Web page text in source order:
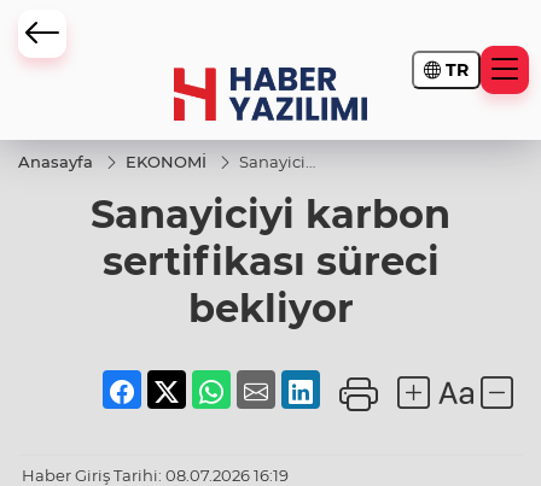
TR
Anasayfa EKONOMİ
Sanayiciyi
sertifikası
süreci
bekliyor
Sanayiciyi karbon
sertifikası süreci
bekliyor
Haber Giriş Tarihi: 08.07.2026 16:19